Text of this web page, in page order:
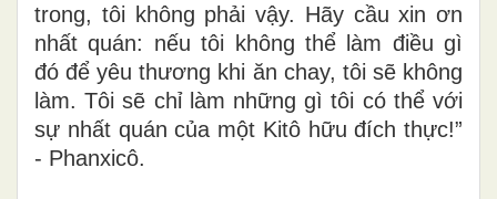
trong, tôi không phải vậy. Hãy cầu xin ơn
nhất quán: nếu tôi không thể làm điều gì
đó để yêu thương khi ăn chay, tôi sẽ không
làm. Tôi sẽ chỉ làm những gì tôi có thể với
sự nhất quán của một Kitô hữu đích thực!”
- Phanxicô.